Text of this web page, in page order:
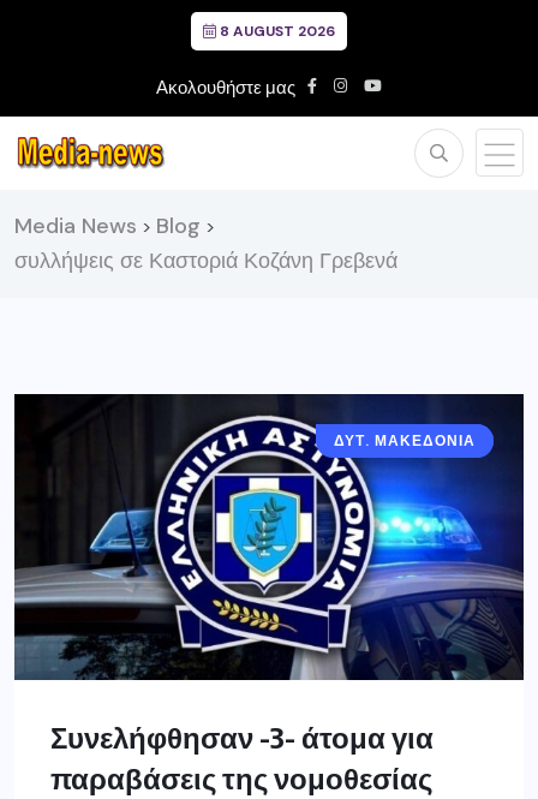
8 AUGUST 2026
Ακολουθήστε μας
Media News > Blog >
συλλήψεις σε Καστοριά Κοζάνη Γρεβενά
ΓΡΕΒΕΝΑ
ΔΥΤ. ΜΑΚΕΔΟΝΙΑ
Συνελήφθησαν -3- άτομα για
παραβάσεις της νομοθεσίας